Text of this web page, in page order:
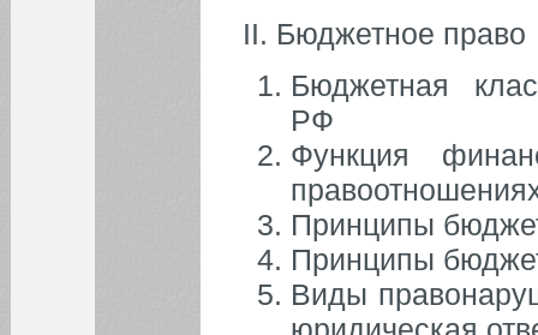
II. Бюджетное право
Бюджетная
РФ
Функция
Принципы
Принципы
Виды